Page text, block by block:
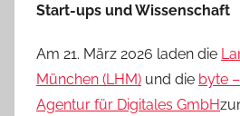
Start-ups und Wissenschaft
Am 21. März 2026 laden die
München (LHM) und die byte
Agentur für Digitales GmbH